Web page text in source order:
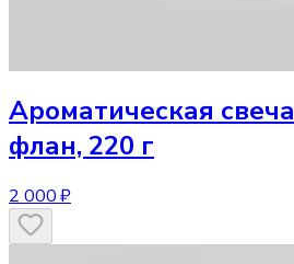
Ароматическая свеча
флан, 220 г
2 000 ₽